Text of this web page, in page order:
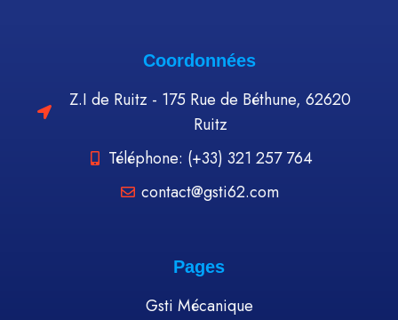
Coordonnées
Z.I de Ruitz - 175 Rue de Béthune, 62620
Ruitz
Téléphone: (+33) 321 257 764
contact@gsti62.com
Pages
Gsti Mécanique